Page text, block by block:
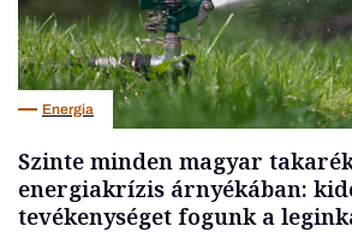
Energia
Szinte minden magyar
energiakrízis árnyékában:
tevékenységet fogunk a